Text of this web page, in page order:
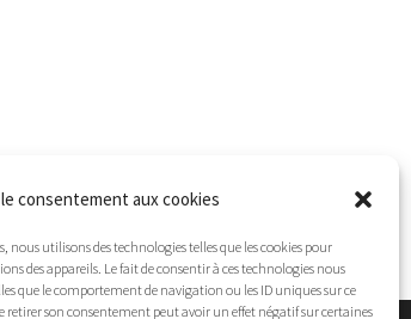
consentement aux cookies
nous utilisons des technologies telles que les cookies pour
des appareils. Le fait de consentir à ces technologies nous
que le comportement de navigation ou les ID uniques sur ce
retirer son consentement peut avoir un effet négatif sur certaines